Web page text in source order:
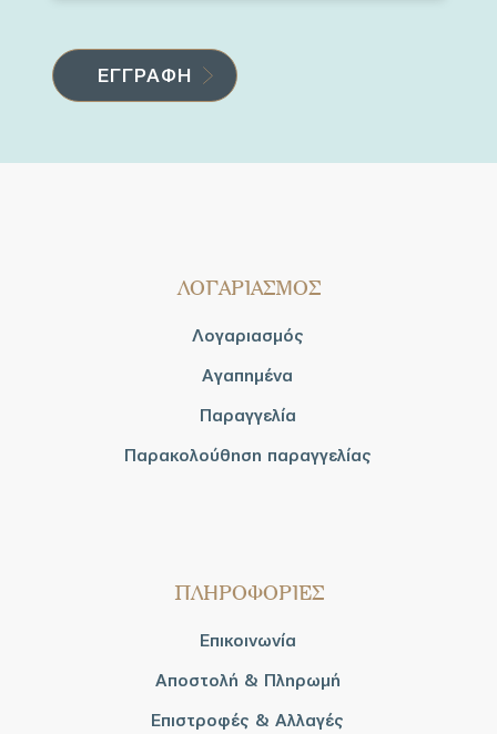
ΛΟΓΑΡΙΑΣΜΟΣ
Λογαριασμός
Αγαπημένα
Παραγγελία
Παρακολούθηση παραγγελίας
ΠΛΗΡΟΦΟΡΙΕΣ
Επικοινωνία
Αποστολή & Πληρωμή
Επιστροφές & Αλλαγές